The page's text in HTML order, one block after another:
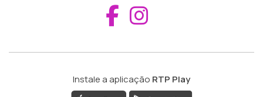
Aceder ao
Instale a aplicação RTP Play